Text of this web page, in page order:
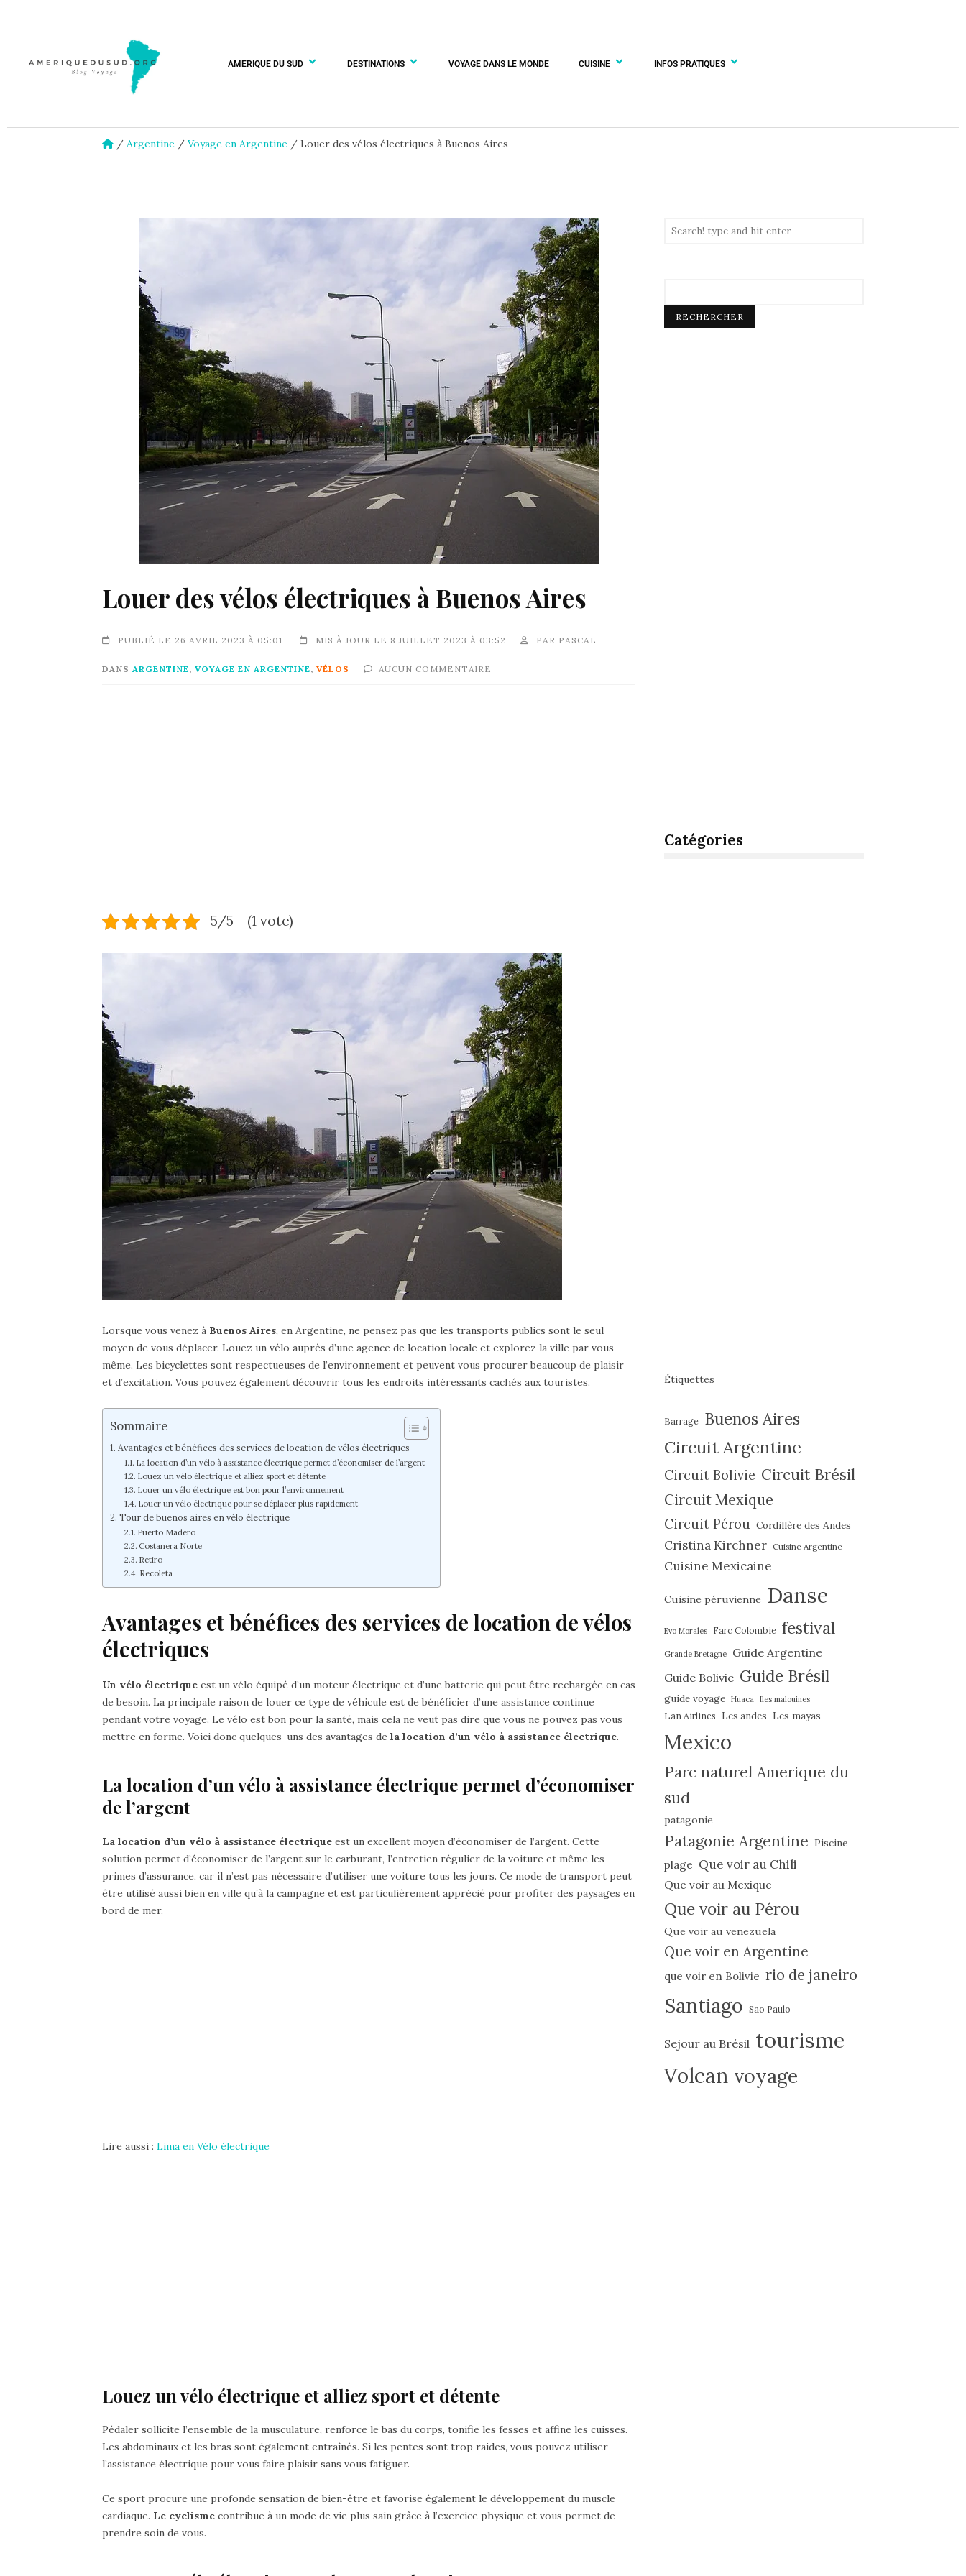
AMERIQUE DU SUD DESTINATIONS VOYAGE DANS LE MONDE CUISINE INFOS PRATIQUES
/ Argentine / Voyage en Argentine / Louer des vélos électriques à Buenos Aires
Louer des vélos électriques à Buenos Aires
PUBLIÉ LE 26 AVRIL 2023 À 05:01 MIS À JOUR LE 8 JUILLET 2023 À 03:52 PAR PASCAL
DANS ARGENTINE, VOYAGE EN ARGENTINE, VÉLOS AUCUN COMMENTAIRE
5/5 - (1 vote)
Lorsque vous venez à Buenos Aires, en Argentine, ne pensez pas que les transports publics sont le seul
moyen de vous déplacer. Louez un vélo auprès d’une agence de location locale et explorez la ville par vous-
même. Les bicyclettes sont respectueuses de l’environnement et peuvent vous procurer beaucoup de plaisir
et d’excitation. Vous pouvez également découvrir tous les endroits intéressants cachés aux touristes.
Sommaire
Avantages et bénéfices des services de location de vélos électriques
La location d’un vélo à assistance électrique permet d’économiser de l’argent
Louez un vélo électrique et alliez sport et détente
Louer un vélo électrique est bon pour l’environnement
Louer un vélo électrique pour se déplacer plus rapidement
Tour de buenos aires en vélo électrique
Puerto Madero
Costanera Norte
Retiro
Recoleta
Avantages et bénéfices des services de location de vélos
électriques
Un vélo électrique est un vélo équipé d’un moteur électrique et d’une batterie qui peut être rechargée en cas
de besoin. La principale raison de louer ce type de véhicule est de bénéficier d’une assistance continue
pendant votre voyage. Le vélo est bon pour la santé, mais cela ne veut pas dire que vous ne pouvez pas vous
mettre en forme. Voici donc quelques-uns des avantages de la location d’un vélo à assistance électrique.
La location d’un vélo à assistance électrique permet d’économiser
de l’argent
La location d’un vélo à assistance électrique est un excellent moyen d’économiser de l’argent. Cette
solution permet d’économiser de l’argent sur le carburant, l’entretien régulier de la voiture et même les
primes d’assurance, car il n’est pas nécessaire d’utiliser une voiture tous les jours. Ce mode de transport peut
être utilisé aussi bien en ville qu’à la campagne et est particulièrement apprécié pour profiter des paysages en
bord de mer.
Lire aussi : Lima en Vélo électrique
Louez un vélo électrique et alliez sport et détente
Pédaler sollicite l’ensemble de la musculature, renforce le bas du corps, tonifie les fesses et affine les cuisses.
Les abdominaux et les bras sont également entraînés. Si les pentes sont trop raides, vous pouvez utiliser
l’assistance électrique pour vous faire plaisir sans vous fatiguer.
Ce sport procure une profonde sensation de bien-être et favorise également le développement du muscle
cardiaque. Le cyclisme contribue à un mode de vie plus sain grâce à l’exercice physique et vous permet de
prendre soin de vous.
RECHERCHER
Catégories
Étiquettes
Barrage Buenos Aires
Circuit Argentine
Circuit Bolivie Circuit Brésil
Circuit Mexique
Circuit Pérou Cordillère des Andes
Cristina Kirchner Cuisine Argentine
Cuisine Mexicaine
Cuisine péruvienne Danse
Evo Morales Farc Colombie festival
Grande Bretagne
Guide Argentine
Guide Bolivie Guide Brésil
guide voyage Huaca Iles malouines
Lan Airlines Les andes Les mayas
Mexico
Parc naturel Amerique du
sud
patagonie
Patagonie Argentine Piscine
plage Que voir au Chili
Que voir au Mexique
Que voir au Pérou
Que voir au venezuela
Que voir en Argentine
que voir en Bolivie rio de janeiro
Santiago Sao Paulo
Sejour au Brésil tourisme
Volcan voyage